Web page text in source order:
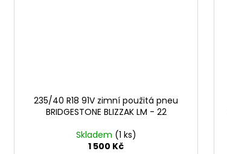
235/40 R18 91V zimní použitá pneu
BRIDGESTONE BLIZZAK LM - 22
Skladem (1 ks)
1 500 Kč